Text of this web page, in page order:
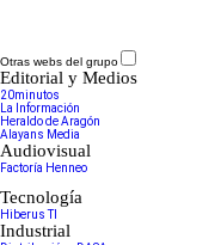
Otras webs del grupo
Editorial y Medios
20minutos
La Información
Heraldo de Aragón
Alayans Media
Audiovisual
Factoría Henneo
Tecnología
Hiberus TI
Industrial